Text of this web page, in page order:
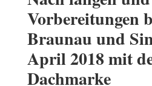
Vorbereitungen
Braunau und
April 2018 mit
Dachmarke